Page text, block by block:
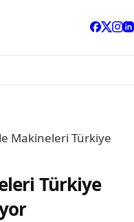
Makineleri Türkiye
Türkiye